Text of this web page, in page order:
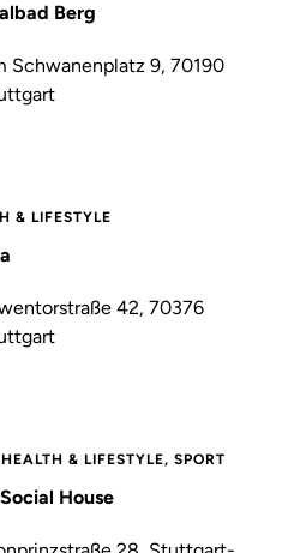
Berg
Schwanenplatz 9, 70190
& LIFESTYLE
42, 70376
& LIFESTYLE, SPORT
House